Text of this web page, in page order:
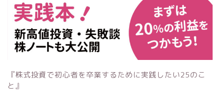
『株式投資で初心者を卒業するために実践したい25のこ
と』